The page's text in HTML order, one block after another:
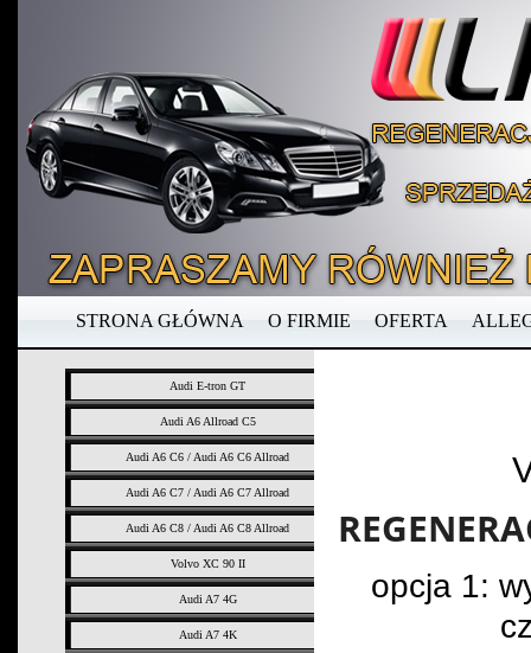
STRONA GŁÓWNA O FIRMIE OFERTA
Audi E-tron GT
Audi A6 Allroad C5
Audi A6 C6 / Audi A6 C6 Allroad
Audi A6 C7 / Audi A6 C7 Allroad
Audi A6 C8 / Audi A6 C8 Allroad
Volvo XC 90 II
Audi A7 4G
Audi A7 4K
opcja 1: